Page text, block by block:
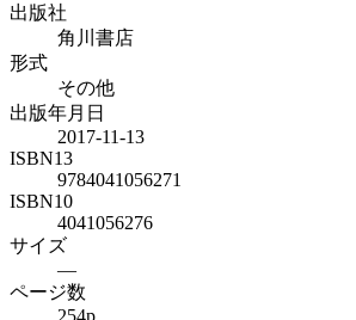
出版社
角川書店
形式
その他
出版年月日
2017-11-13
ISBN13
9784041056271
ISBN10
4041056276
サイズ
—
ページ数
254p